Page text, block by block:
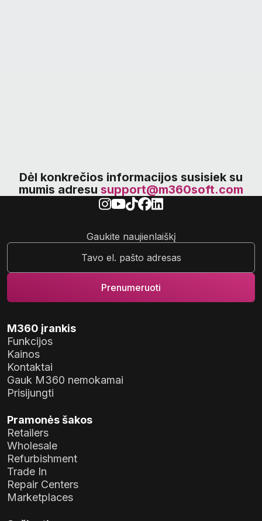
Dėl konkrečios informacijos susisiek su
mumis adresu support@m360soft.com
Gaukite naujienlaiškį
M360 įrankis
Funkcijos
Kainos
Kontaktai
Gauk M360 nemokamai
Prisijungti
Pramonės šakos
Retailers
Wholesale
Refurbishment
Trade In
Repair Centers
Marketplaces